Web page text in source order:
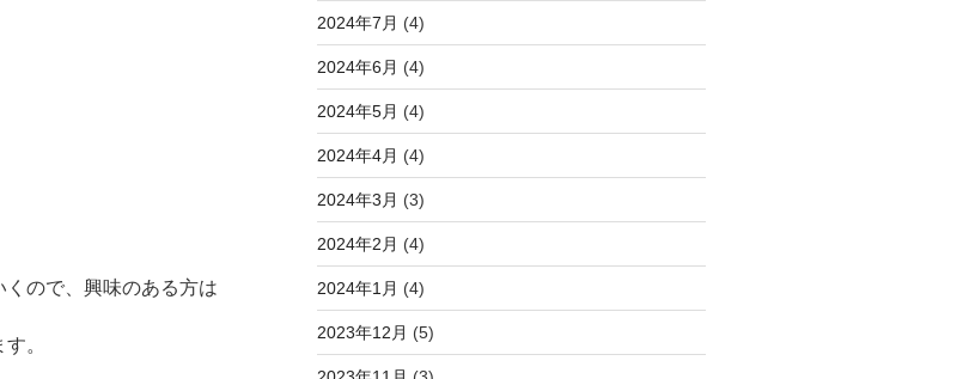
ので、興味のある方は
。
2024年7月 (4)
2024年6月 (4)
2024年5月 (4)
2024年4月 (4)
2024年3月 (3)
2024年2月 (4)
2024年1月 (4)
2023年12月 (5)